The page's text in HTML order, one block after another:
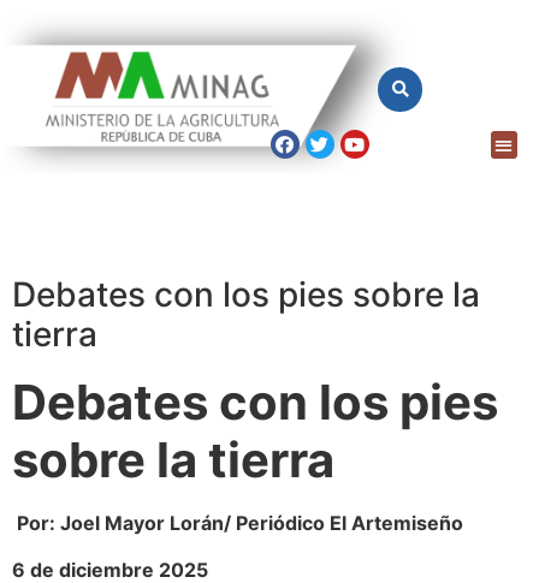
Debates con los pies sobre la
tierra
Debates con los pies
sobre la tierra
Por: Joel Mayor Lorán/ Periódico El Artemiseño
6 de diciembre 2025